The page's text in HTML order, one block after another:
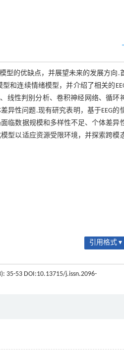
型的优缺点，并展望未来的发展方向.
和连续情绪模型，并介绍了相关的
线性判别分析、卷积神经网络、循环
异性问题.现有研究表明，基于EEG的
临数据规模和多样性不足、个体差异
型以适应资源受限环境，并探索跨模
引用格式 ▾
35-53 DOI:10.13715/j.issn.2096-